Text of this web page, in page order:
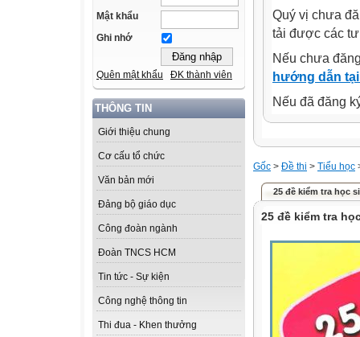
Mật khẩu
Ghi nhớ
Quên mật khẩu ĐK thành viên
THÔNG TIN
Giới thiệu chung
Cơ cấu tổ chức
Văn bản mới
Đảng bộ giáo dục
Công đoàn ngành
Đoàn TNCS HCM
Tin tức - Sự kiện
Công nghệ thông tin
Thi đua - Khen thưởng
Quý vị chưa
tải được các
Nếu chưa
hướng dẫn
Nếu đã đăng
Gốc > Đề thi > Tiểu học
25 đề kiểm tra học
25 đề kiểm tra